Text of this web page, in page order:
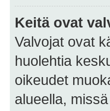
Keitä ovat
Valvojat ovat
huolehtia
oikeudet
alueella,